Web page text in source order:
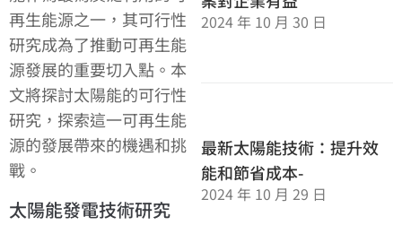
再生能源之一，其可行性
研究成為了推動可再生能
源發展的重要切入點。本
文將探討太陽能的可行性
研究，探索這一可再生能
源的發展帶來的機遇和挑
戰。
太陽能發電技術研究
2024 年 10 月 30 日
最新太陽能技術：提升效
能和節省成本-
2024 年 10 月 29 日